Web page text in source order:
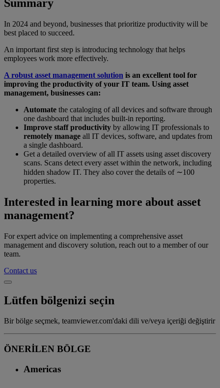
Summary
In 2024 and beyond, businesses that prioritize productivity will be
best placed to succeed.
An important first step is introducing technology that helps
employees work more effectively.
A robust asset management solution is an excellent tool for
improving the productivity of your IT team. Using asset
management, businesses can:
Automate the cataloging of all devices and software through
one dashboard that includes built-in reporting.
Improve staff productivity by allowing IT professionals to
remotely manage all IT devices, software, and updates from
a single dashboard.
Get a detailed overview of all IT assets using asset discovery
scans. Scans detect every asset within the network, including
hidden shadow IT. They also cover the details of ∼100
properties.
Interested in learning more about asset
management?
For expert advice on implementing a comprehensive asset
management and discovery solution, reach out to a member of our
team.
Contact us
Lütfen bölgenizi seçin
Bir bölge seçmek, teamviewer.com'daki dili ve/veya içeriği değiştirir
ÖNERİLEN BÖLGE
Americas